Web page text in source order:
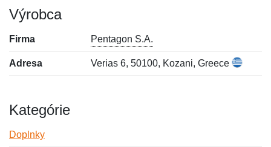
Výrobca
Firma Pentagon S.A.
Adresa Verias 6, 50100, Kozani, Greece
Kategórie
Doplnky